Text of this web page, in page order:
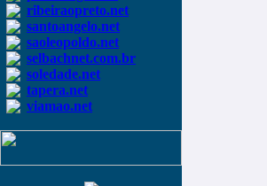
ribeiraopreto.net
santoangelo.net
saoleopoldo.net
selbachnet.com.br
soledade.net
tapera.net
viamao.net